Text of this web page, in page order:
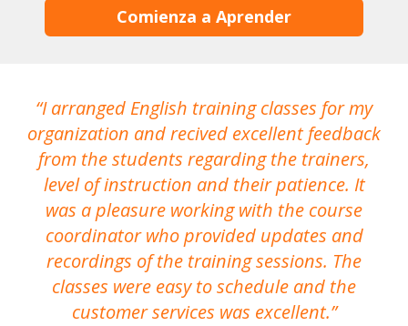
Comienza a Aprender
I arranged English training classes for my
organization and recived excellent feedback
from the students regarding the trainers,
level of instruction and their patience. It
was a pleasure working with the course
coordinator who provided updates and
recordings of the training sessions. The
classes were easy to schedule and the
customer services was excellent.